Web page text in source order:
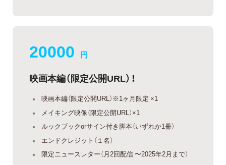
20000 円
映画本編（限定公開URL）！
映画本編（限定公開URL）※1ヶ月限定 ×1
メイキング映像（限定公開URL）×1
ルックブックorサイン付き脚本（いずれか1冊）
エンドクレジット（１名）
限定ニュースレター（月2回配信 〜2025年2月まで）